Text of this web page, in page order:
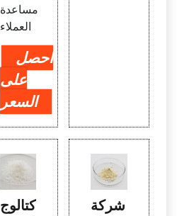
مساعدة
العملاء
احصل
على
السعر
كتالوج
شركة